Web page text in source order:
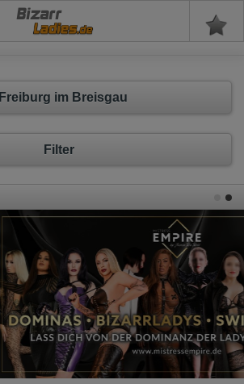
Bizarr
Freiburg im Breisgau
Filter